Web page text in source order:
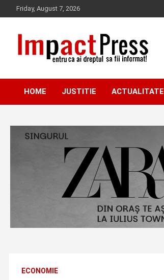
to
Friday, August 7, 2026
IMPACTPRESS
HOME JUSTITIE ACTUALITATE
ECONOMIE